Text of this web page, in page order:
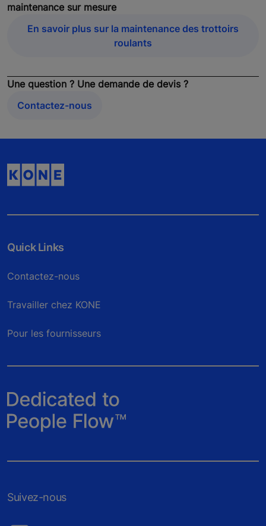
maintenance sur mesure
En savoir plus sur la maintenance des trottoirs
roulants
Une question ? Une demande de devis ?
Contactez-nous
Quick Links
Contactez-nous
Travailler chez KONE
Pour les fournisseurs
Suivez-nous